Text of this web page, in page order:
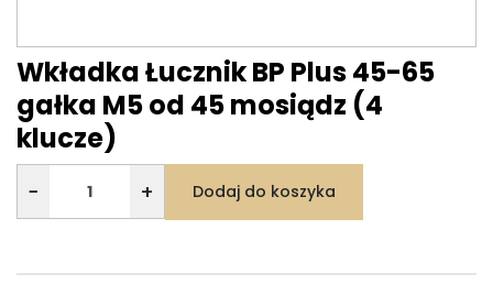
Wkładka Łucznik BP Plus 45-65
gałka M5 od 45 mosiądz (4
klucze)
− + Dodaj do koszyka